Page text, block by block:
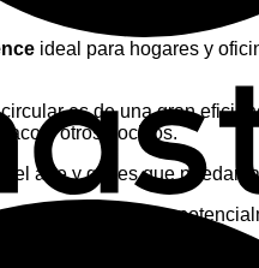
ideal para hogares y
es de una gran
y otros nocivos.
el aire y gases que puedan
hongos y bacterias
el campo de la